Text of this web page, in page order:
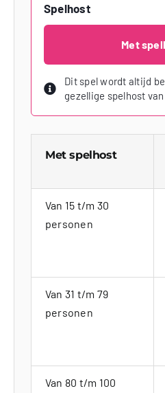
Spelhost
Met
Dit spel wordt altijd
gezellige spelhost van
Met spelhost
Van 15 t/m 30
personen
Van 31 t/m 79
personen
Van 80 t/m 100